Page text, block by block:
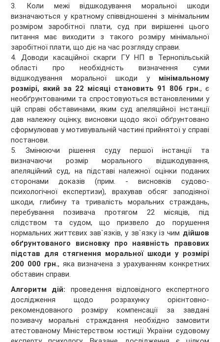
3. Коли межі відшкодування моральної шкоди
визначаються у кратному співвідношенні з мінімальним
розміром заробітної плати, суд при вирішенні цього
питання має виходити з такого розміру мінімальної
заробітної плати, що діє на час розгляду справи.
4. Доводи касаційної скарги ГУ НП в Тернопільській
області про необхідність визначення суми
відшкодування моральної шкоди у мінімальному
розмірі, який за 22 місяці становить 91 806 грн., є
необґрунтованими та спростовуються встановленими у
цій справі обставинами, яким суд апеляційної інстанції
дав належну оцінку, висновки щодо якої обґрунтовано
сформулював у мотивувальній частині прийнятої у справі
постанови.
5. Змінюючи рішення суду першої інстанції та
визначаючи розмір морального відшкодування,
апеляційний суд, на підставі належної оцінки поданих
сторонами доказів (прим. - висновків судово-
психологічної експертизи), врахував обсяг заподіяної
шкоди, глибину та тривалість моральних страждань,
перебування позивача протягом 22 місяців, під
слідством та судом, що призвело до порушення
нормальних життєвих зав`язків, у зв`язку із чим дійшов
обґрунтованого висновку про наявність правових
підстав для стягнення моральної шкоди у розмірі
200 000 грн., яка визначена з урахуванням конкретних
обставин справи.
Алгоритм дій: проведення відповідного експертного
дослідження щодо розрахунку орієнтовно-
рекомендованого розміру компенсації за завдані
позивачу моральні страждання необхідно замовити
атестованому Міністерством юстиції України судовому